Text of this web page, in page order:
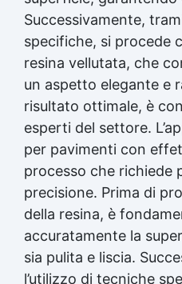
Successivamente,
specifiche, si procede
resina vellutata, che
un aspetto elegante e
risultato ottimale, è
esperti del settore.
per pavimenti con
processo che richiede
precisione. Prima di
della resina, è
accuratamente la
sia pulita e liscia.
l’utilizzo di tecniche